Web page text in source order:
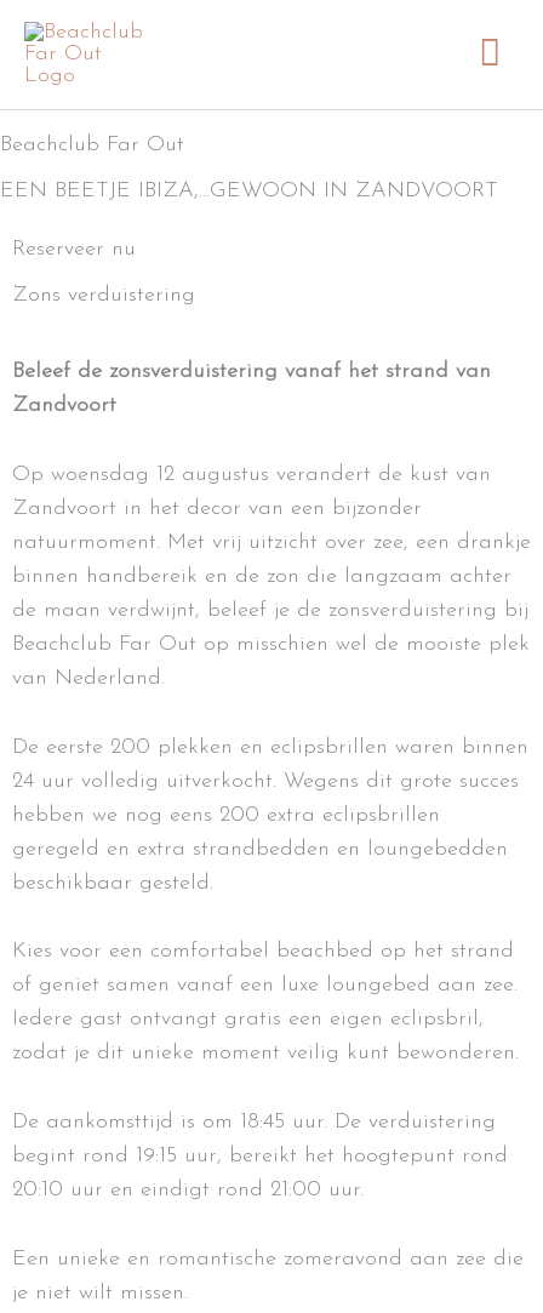
naar
inhoud
Beachclub Far Out
EEN BEETJE IBIZA,…GEWOON IN ZANDVOORT
Reserveer nu
Zons verduistering
Beleef de zonsverduistering vanaf het strand van
Zandvoort
Op woensdag 12 augustus verandert de kust van
Zandvoort in het decor van een bijzonder
natuurmoment. Met vrij uitzicht over zee, een drankje
binnen handbereik en de zon die langzaam achter
de maan verdwijnt, beleef je de zonsverduistering bij
Beachclub Far Out op misschien wel de mooiste plek
van Nederland.
De eerste 200 plekken en eclipsbrillen waren binnen
24 uur volledig uitverkocht. Wegens dit grote succes
hebben we nog eens 200 extra eclipsbrillen
geregeld en extra strandbedden en loungebedden
beschikbaar gesteld.
Kies voor een comfortabel beachbed op het strand
of geniet samen vanaf een luxe loungebed aan zee.
Iedere gast ontvangt gratis een eigen eclipsbril,
zodat je dit unieke moment veilig kunt bewonderen.
De aankomsttijd is om 18:45 uur. De verduistering
begint rond 19:15 uur, bereikt het hoogtepunt rond
20:10 uur en eindigt rond 21:00 uur.
Een unieke en romantische zomeravond aan zee die
je niet wilt missen.